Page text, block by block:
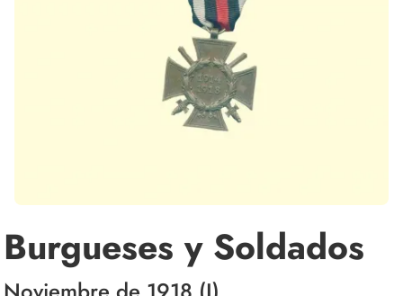
Burgueses y Soldados